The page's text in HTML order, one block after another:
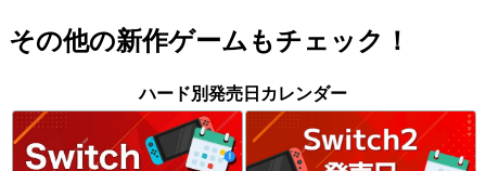
その他の新作ゲームもチェック！
ハード別発売日カレンダー